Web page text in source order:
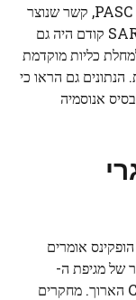
עשוי לתרום לסיכון לסוכרת ללא תלות בתסמיני PASC, קשר שנוצר
בשלב מוקדם של המגיפה. לאלו עם SARS-CoV-2 קודם היה גם
כליות מוקדמת
הנתונים גם הראו כי
אנוסמיה
אומרים
של מגיפת ה-
COVID נוגעים להבנה, אבחון וטיפול ב-COVID הארוך. מחקרים